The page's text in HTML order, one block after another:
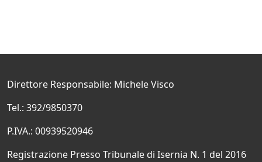
Direttore Responsabile: Michele Visco
Tel.: 392/9850370
P.IVA.: 00939520946
Registrazione Presso Tribunale di Isernia N. 1 del 2016